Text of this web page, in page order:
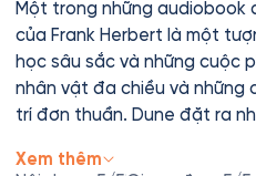
Một trong những audiobook
của Frank Herbert là một
học sâu sắc và những cuộc
nhân vật đa chiều và những
trí đơn thuần. Dune đặt ra
Xem thêm